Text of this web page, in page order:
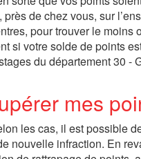
de chez vous, sur
pour trouver le moins
si votre solde de points
du département 30
mes
les cas, il est possible
nouvelle infraction. En